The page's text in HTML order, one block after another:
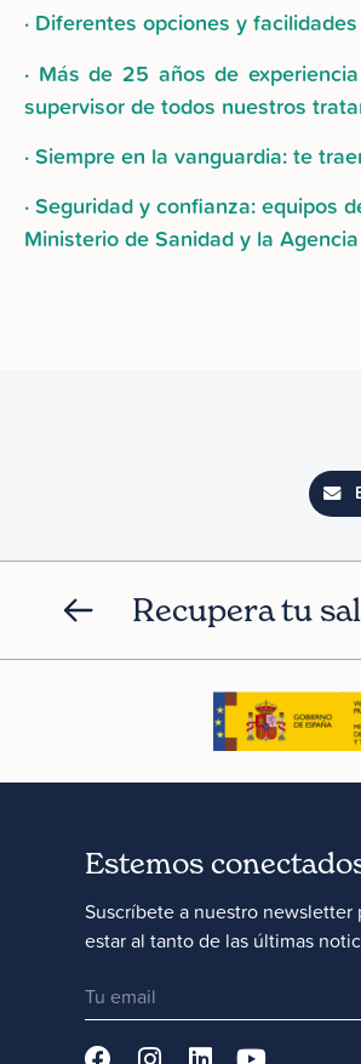
· Diferentes opciones y
· Más de 25 años de
supervisor de todos nuestros
· Siempre en la vanguardia: te
· Seguridad y confianza: equipos
Ministerio de Sanidad y la
Recupera tu
Estemos
Suscríbete a nuestro newsletter
estar al tanto de las últimas